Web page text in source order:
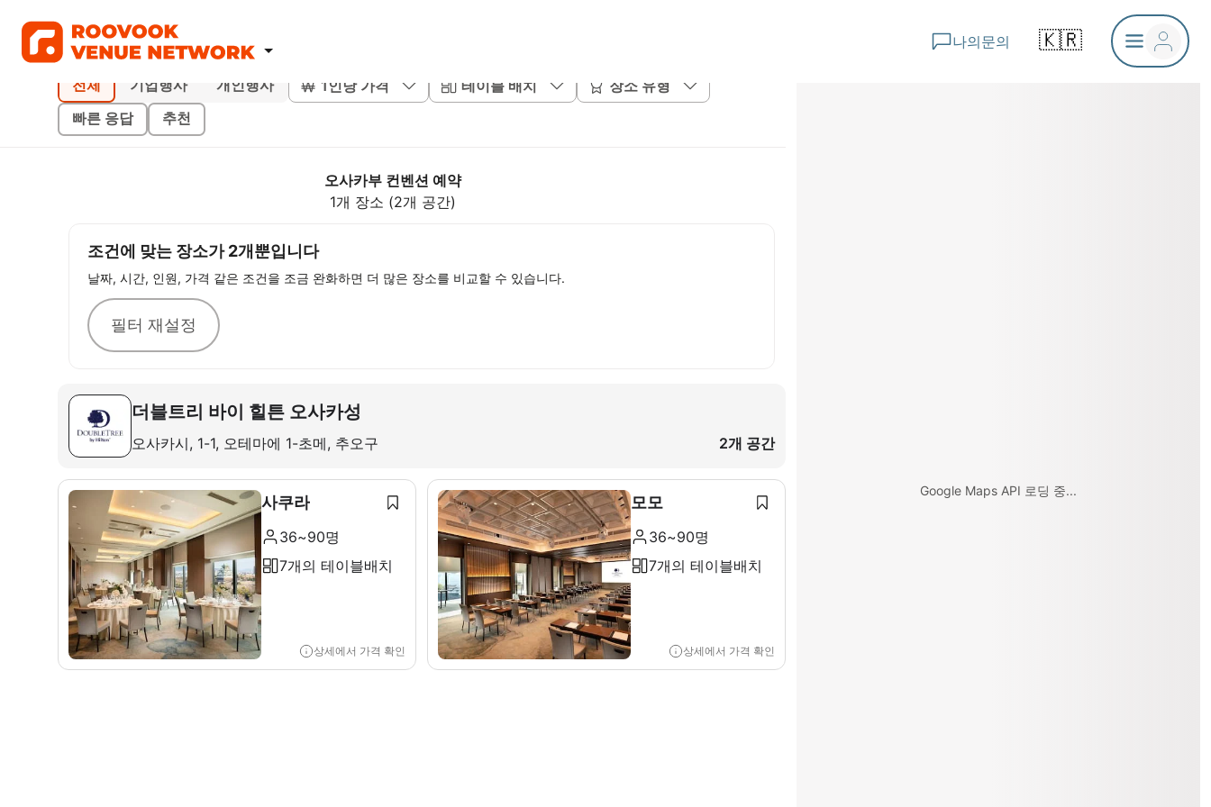
나의문의 🇰🇷
전체 기업행사 개인행사 1인당 가격 테이블 배치 장소 유형
빠른 응답 추천
오사카부 컨벤션 예약
1개 장소 (2개 공간)
조건에 맞는 장소가 2개뿐입니다
날짜, 시간, 인원, 가격 같은 조건을 조금 완화하면 더 많은 장소를 비교할 수 있습니다.
필터 재설정
더블트리 바이 힐튼 오사카성
오사카시, 1-1, 오테마에 1-초메, 추오구 2개 공간
사쿠라
36~90명
7개의 테이블배치
상세에서 가격 확인
모모
36~90명
7개의 테이블배치
상세에서 가격 확인
Google Maps API 로딩 중...